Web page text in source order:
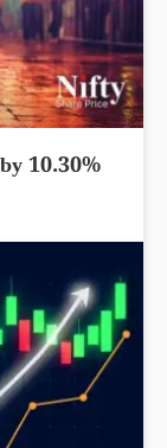
10.30%